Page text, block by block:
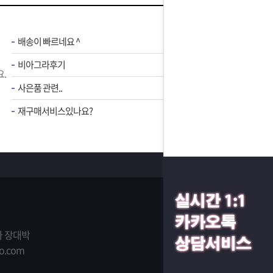
.
배송이 빠르네요 ^
비아그라후기
사은품 관련..
재구매서비스있나요?
장대박